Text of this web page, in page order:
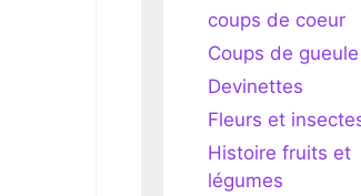
coups de coeur
Coups de gueule
Devinettes
Fleurs et
Histoire fruits et
légumes